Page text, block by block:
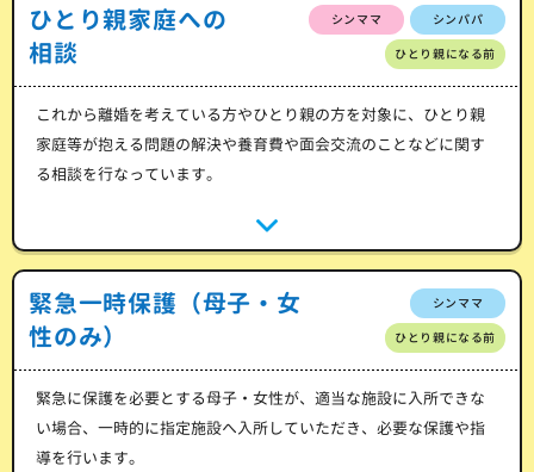
ひとり親家庭への
相談
シンママ シンパパ
ひとり親になる前
これから離婚を考えている方やひとり親の方を対象に、ひとり親
家庭等が抱える問題の解決や養育費や面会交流のことなどに関す
る相談を行なっています。
緊急一時保護（母子・女
性のみ）
シンママ
ひとり親になる前
緊急に保護を必要とする母子・女性が、適当な施設に入所できな
い場合、一時的に指定施設へ入所していただき、必要な保護や指
導を行います。